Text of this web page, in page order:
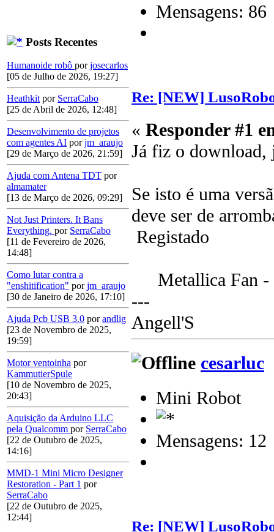
Posts Recentes
Humanoide robô porjosecarlos
[05 de Julho de 2026, 19:27]
Heathkit por SerraCabo
[25 de Abril de 2026, 12:48]
Desenvolvimento de projetos
com agentes AI porjm_araujo
[29 de Março de 2026, 21:59]
Ajuda com Antena TDT por
almamater
[13 de Março de 2026, 09:29]
Not Just Printers. It Bans
Everything. por SerraCabo
[11 de Fevereiro de 2026,
14:48]
Como lutar contra a
"enshitification" porjm_araujo
[30 de Janeiro de 2026, 17:10]
Ajuda Pcb USB 3.0 porandlig
[23 de Novembro de 2025,
19:59]
Motor ventoinha por
KammutierSpule
[10 de Novembro de 2025,
20:43]
Aquisição da Arduino LLC
pela Qualcomm por SerraCabo
[22 de Outubro de 2025,
14:16]
MMD-1 Mini Micro Designer
Restoration - Part 1 por
SerraCabo
[22 de Outubro de 2025,
12:44]
Mensagens: 86
Re: [NEW]
« Responder #1
Já fiz o
Se isto é uma
deve ser de
Registado
Metallica Fan
---
Angell'S
cesarluc
Mini Robot
Mensagens: 12
Re: [NEW]